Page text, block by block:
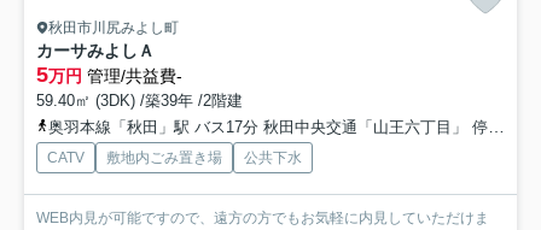
秋田市川尻みよし町
カーサみよしＡ
5万円 管理/共益費-
59.40㎡ (3DK) /築39年 /2階建
奥羽本線「秋田」駅 バス17分 秋田中央交通「山王六丁目」 停歩4分
CATV 敷地内ごみ置き場 公共下水
WEB内見が可能ですので、遠方の方でもお気軽に内見していただけま